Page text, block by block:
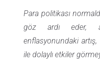
Para politikası
göz ardı eder,
enflasyonundaki artış,
ile dolaylı etkiler